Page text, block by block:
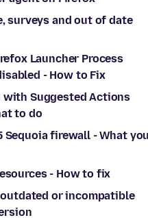
surveys and out of date
Launcher Process
- How to Fix
with Suggested Actions
to do
Sequoia firewall - What
- How to fix
or incompatible